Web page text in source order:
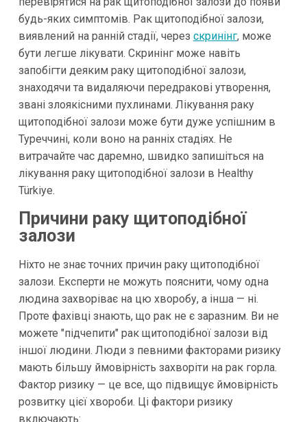
будь-яких симптомів. Рак щитоподібної залози,
виявлений на ранній стадії, через скринінг, може
бути легше лікувати. Скринінг може навіть
запобігти деяким раку щитоподібної залози,
знаходячи та видаляючи передракові утворення,
звані злоякісними пухлинами. Лікування раку
щитоподібної залози може бути дуже успішним в
Туреччині, коли воно на ранніх стадіях. Не
витрачайте час даремно, швидко запишіться на
лікування раку щитоподібної залози в Healthy
Türkiye.
Причини раку щитоподібної
залози
Ніхто не знає точних причин раку щитоподібної
залози. Експерти не можуть пояснити, чому одна
людина захворіває на цю хворобу, а інша — ні.
Проте фахівці знають, що рак не є заразним. Ви не
можете "підчепити" рак щитоподібної залози від
іншої людини. Люди з певними факторами ризику
мають більшу ймовірність захворіти на рак горла.
Фактор ризику — це все, що підвищує ймовірність
розвитку цієї хвороби. Ці фактори ризику
включають: